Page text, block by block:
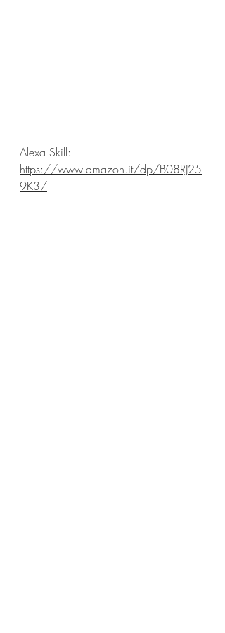
Alexa Skill:
https://www.amazon.it/dp/B08RJ25
9K3/